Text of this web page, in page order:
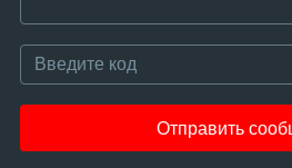
Отправить